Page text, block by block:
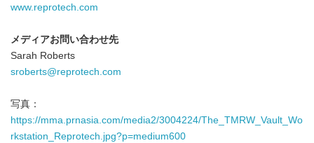
www.reprotech.com
メディアお問い合わせ先
Sarah Roberts
sroberts@reprotech.com
写真：
https://mma.prnasia.com/media2/3004224/The_TMRW_Vault_Wo
rkstation_Reprotech.jpg?p=medium600